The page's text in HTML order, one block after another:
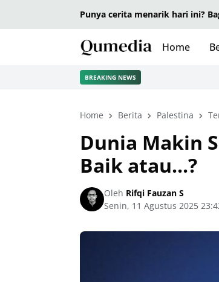
Punya cerita menarik hari ini?
Home
BREAKING NEWS
Home Berita Palestina
Dunia Makin
Baik atau...?
Oleh Rifqi Fauzan S
Senin, 11 Agustus 2025